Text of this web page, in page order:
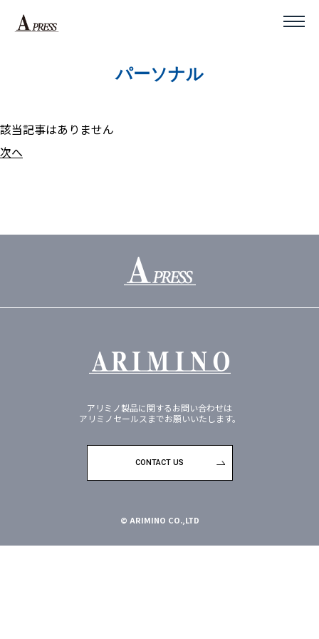
パーソナル
該当記事はありません
次へ
アリミノ製品に関するお問い合わせは
アリミノセールスまでお願いいたします。
CONTACT US
© ARIMINO CO.,LTD